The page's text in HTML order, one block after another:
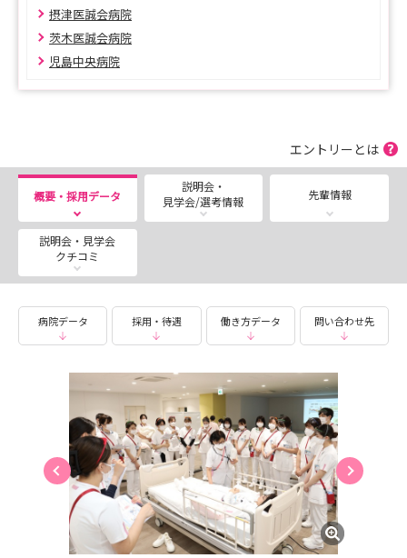
摂津医誠会病院
茨木医誠会病院
児島中央病院
エントリーとは
概要・採用データ
説明会・
見学会/選考情報
先輩情報
説明会・見学会
クチコミ
病院データ 採用・待遇 働き方データ 問い合わせ先